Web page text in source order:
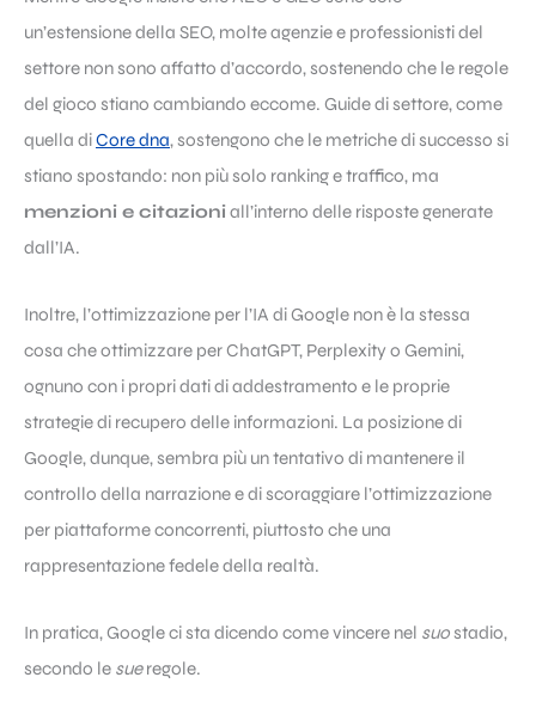
un’estensione della SEO, molte agenzie e professionisti del
settore non sono affatto d’accordo, sostenendo che le regole
del gioco stiano cambiando eccome. Guide di settore, come
quella diCore dna, sostengono che le metriche di successo si
stiano spostando: non più solo ranking e traffico, ma
menzioni e citazioniall’interno delle risposte generate
dall’IA.
Inoltre, l’ottimizzazione per l’IA di Google non è la stessa
cosa che ottimizzare per ChatGPT, Perplexity o Gemini,
ognuno con i propri dati di addestramento e le proprie
strategie di recupero delle informazioni. La posizione di
Google, dunque, sembra più un tentativo di mantenere il
controllo della narrazione e di scoraggiare l’ottimizzazione
per piattaforme concorrenti, piuttosto che una
rappresentazione fedele della realtà.
In pratica, Google ci sta dicendo come vincere nel suostadio,
secondo le sueregole.